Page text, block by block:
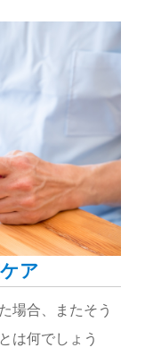
ア
場合、またそう
は何でしょう